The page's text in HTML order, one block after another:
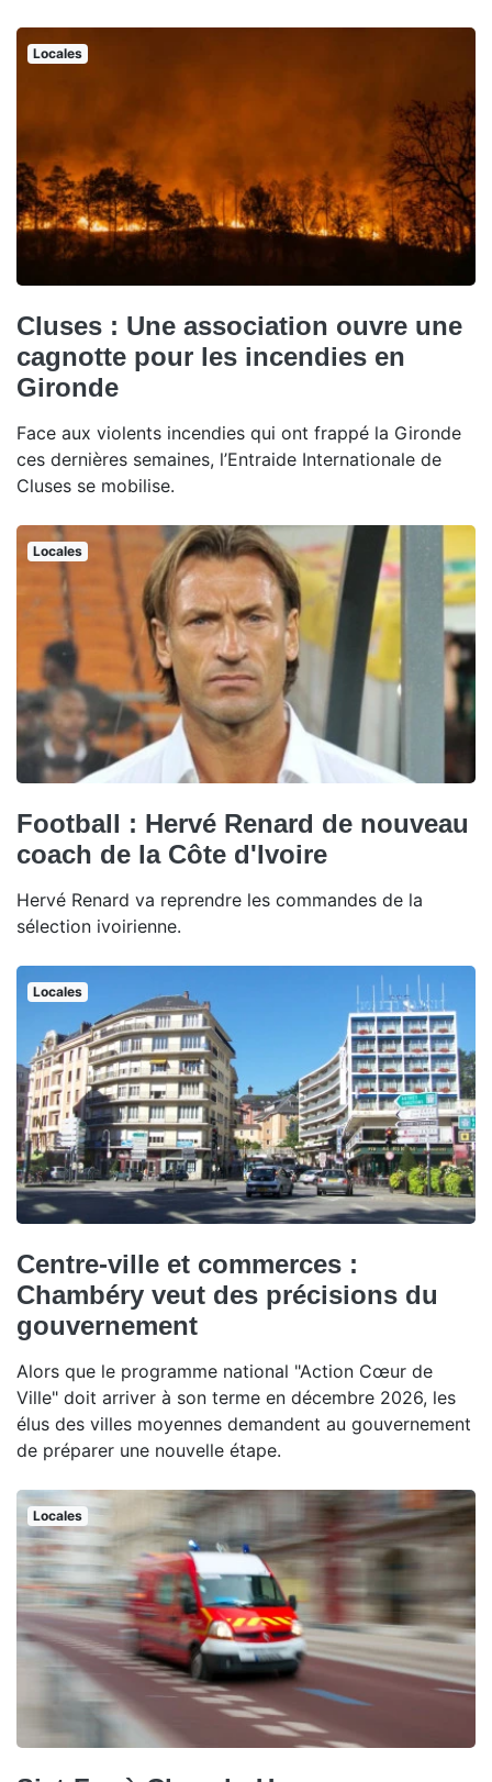
Locales
Cluses : Une association ouvre une
cagnotte pour les incendies en
Gironde
Face aux violents incendies qui ont frappé la Gironde
ces dernières semaines, l’Entraide Internationale de
Cluses se mobilise.
Locales
Football : Hervé Renard de nouveau
coach de la Côte d'Ivoire
Hervé Renard va reprendre les commandes de la
sélection ivoirienne.
Locales
Centre-ville et commerces :
Chambéry veut des précisions du
gouvernement
Alors que le programme national "Action Cœur de
Ville" doit arriver à son terme en décembre 2026, les
élus des villes moyennes demandent au gouvernement
de préparer une nouvelle étape.
Locales